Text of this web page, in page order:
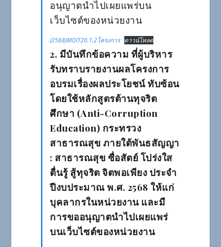
อนุญาตนำไปเผยแพร่บน
เว็บไซต์ของหน่วยงาน
(2568)MOIT20.1.2โครงการ ดาวน์โหลด
2. มีบันทึกข้อความ ที่ผู้บริหาร
รับทราบรายงานผลโครงการ
อบรมเรื่องผลประโยชน์ ทับซ้อน
โดยใช้หลักสูตรต้านทุจริต
ศึกษา (Anti-Corruption
Education) กระทรวง
สาธารณสุข ภายใต้พันธสัญญา
: สาธารณสุข ซื่อสัตย์ โปร่งใส
ตื่นรู้ สู้ทุจริต จิตพอเพียง ประจำ
ปีงบประมาณ พ.ศ. 2568 ให้แก่
บุคลากรในหน่วยงาน และมี
การขออนุญาตนำไปเผยแพร่
บนเว็บไซต์ของหน่วยงาน